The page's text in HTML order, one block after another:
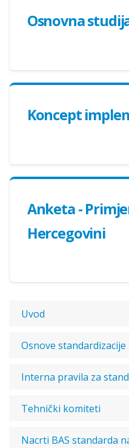
Оsnovna
Koncept
Anketa -
Hercegovini
Uvod
Osnove standardizacije
Interna pravila za
Tehnički komiteti
Nacrti BAS standarda